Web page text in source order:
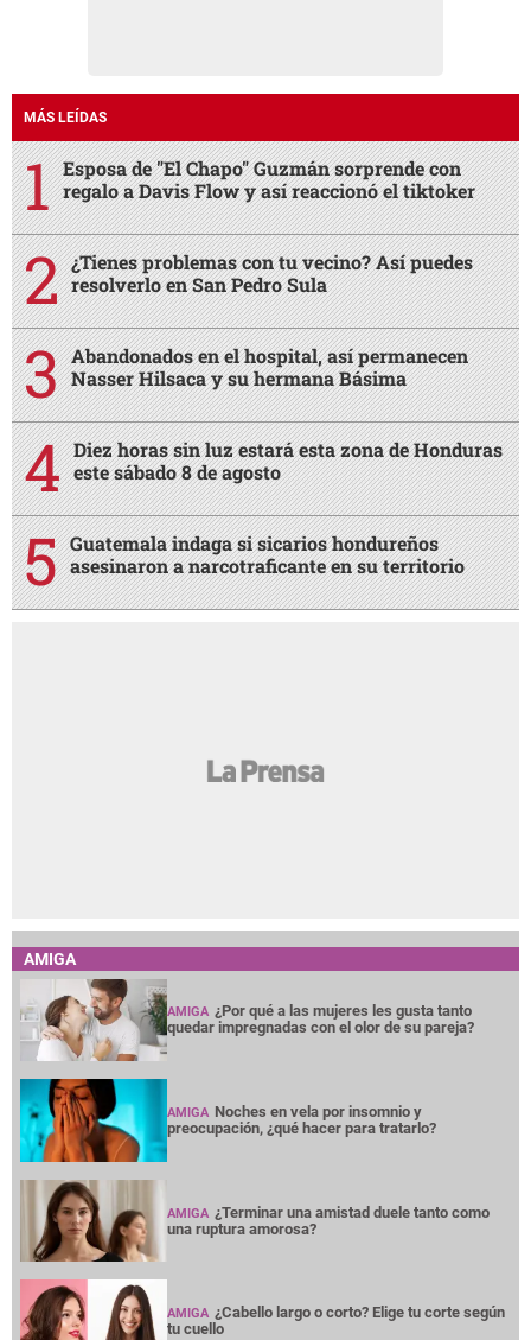
MÁS LEÍDAS
Esposa de "El Chapo" Guzmán sorprende con
regalo a Davis Flow y así reaccionó el tiktoker
¿Tienes problemas con tu vecino? Así puedes
resolverlo en San Pedro Sula
Abandonados en el hospital, así permanecen
Nasser Hilsaca y su hermana Básima
Diez horas sin luz estará esta zona de Honduras
este sábado 8 de agosto
Guatemala indaga si sicarios hondureños
asesinaron a narcotraficante en su territorio
AMIGA
AMIGA ¿Por qué a las mujeres les gusta tanto
quedar impregnadas con el olor de su pareja?
AMIGA Noches en vela por insomnio y
preocupación, ¿qué hacer para tratarlo?
AMIGA ¿Terminar una amistad duele tanto como
una ruptura amorosa?
AMIGA ¿Cabello largo o corto? Elige tu corte según
tu cuello